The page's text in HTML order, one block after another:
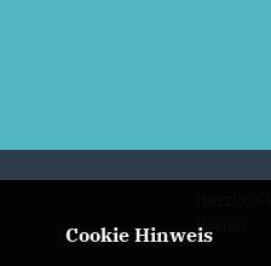
Beelen
Cookie Hinweis